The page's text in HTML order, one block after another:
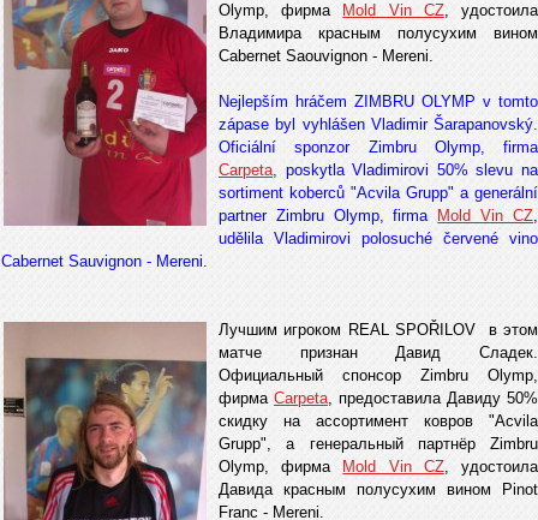
Olymp, фирма
Mold Vin CZ, удостоила
Владимира красным полусухим винoм
Cabernet Saouvignon - Mereni.
Nejlepším hráčem ZIMBRU OLYMP v tomto
zápase byl vyhlášen Vladimir Šarapanovský.
Oficiální sponzor Zimbru Olymp, firma
Carpeta, poskytla Vladimirovi 50% slevu na
sortiment koberců "Acvila Grupp" a generální
partner Zimbru Olymp, firma Mold Vin CZ,
udělila Vladimirovi polosuché červené vino
Cabernet Sauvignon - Mereni.
Лучшим игроком REAL SPOŘILOV в этом
матче признан Давид Сладек.
Официальный спонсор Zimbru Olymp,
фирма Carpeta, предоставила Давиду 50%
скидку на ассортимент ковров "Acvila
Grupp", а генеральный партнёр Zimbru
Olymp, фирма
Mold Vin CZ, удостоила
Давида красным полусухим винoм Pinot
Franc - Mereni.